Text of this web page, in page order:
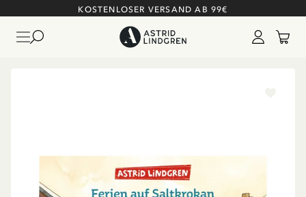
KOSTENLOSER VERSAND AB 99€